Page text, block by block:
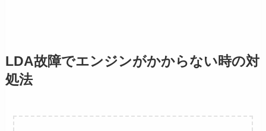
LDA故障でエンジンがかからない時の対
処法